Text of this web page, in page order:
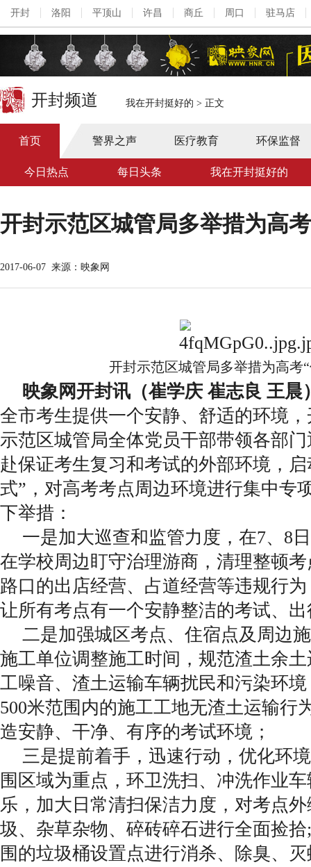
开封 洛阳 平顶山 许昌 商丘 周口 驻马店
开封频道 我在开封挺好的 > 正文
首页 警界之声 医疗教育 环保监督
今日热点 每日头条 我在开封挺好的
开封示范区城管局多举措为高
2017-06-07 来源：映象网
开封示范区城管局多举措为高考
映象网开封讯（崔学庆 崔志良 王晨
全市考生提供一个安静、舒适的环境
示范区城管局全体党员干部带领各部
赴保证考生复习和考试的外部环境，
式”，对高考考点周边环境进行集中专
下举措：
一是加大巡查和监管力度，在7、8
在学校周边盯守治理游商，清理整顿
路口的出店经营、占道经营等违规行
让所有考点有一个安静整洁的考试、
二是加强城区考点、住宿点及周边
施工单位调整施工时间，规范渣土余
工噪音、渣土运输车辆扰民和污染环
500米范围内的施工工地无渣土运输行
造安静、干净、有序的考试环境；
三是提前着手，迅速行动，优化环
围区域为重点，环卫洗扫、冲洗作业
乐，加大日常清扫保洁力度，对考点
圾、杂草杂物、碎砖碎石进行全面捡
围的垃圾桶设置点进行消杀、除臭、